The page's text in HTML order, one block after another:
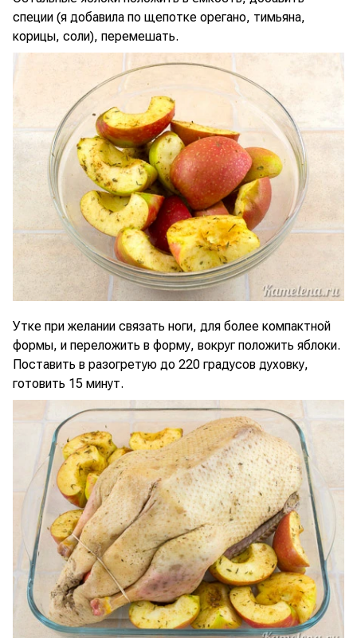
специи (я добавила по щепотке орегано, тимьяна,
корицы, соли), перемешать.
Утке при желании связать ноги, для более компактной
формы, и переложить в форму, вокруг положить яблоки.
Поставить в разогретую до 220 градусов духовку,
готовить 15 минут.